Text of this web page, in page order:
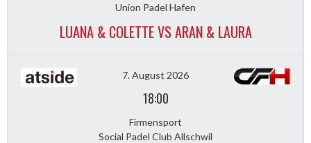
Union Padel Hafen
LUANA & COLETTE VS ARAN & LAURA
7. August 2026
18:00
Firmensport
Social Padel Club Allschwil